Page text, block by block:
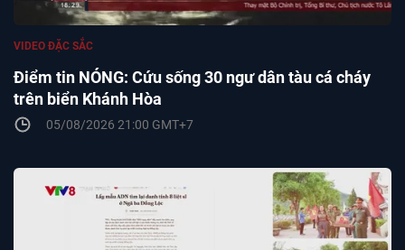
Điểm tin NÓNG: Cứu sống 30 ngư dân tàu cá cháy
trên biển Khánh Hòa
VIDEO ĐẶC SẮC
05/08/2026 21:00 GMT+7